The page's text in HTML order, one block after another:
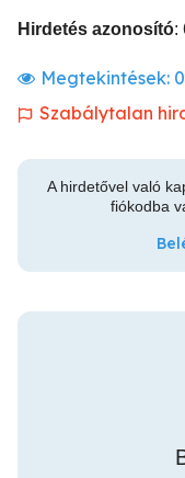
Hirdetés azonosító:
Megtekintések: 0
Szabálytalan
A hirdetővel való
fiókodba